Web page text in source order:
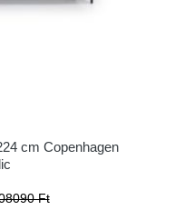
cm Copenhagen
Ft